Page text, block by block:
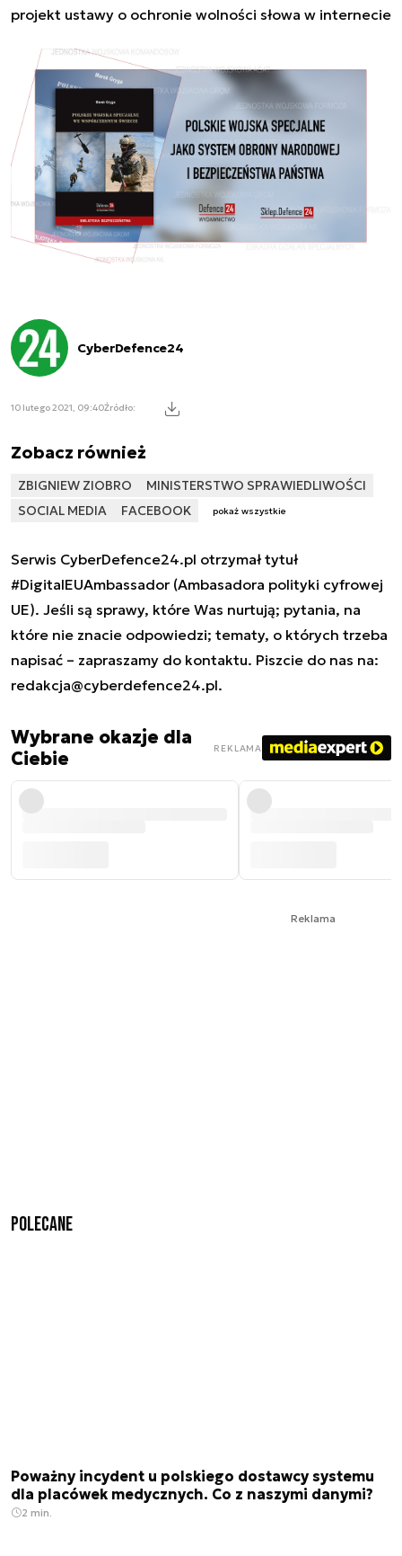
projekt ustawy o ochronie wolności słowa w internecie
CyberDefence24
10 lutego 2021, 09:40Źródło:
Zobacz również
ZBIGNIEW ZIOBRO
MINISTERSTWO SPRAWIEDLIWOŚCI
SOCIAL MEDIA
FACEBOOK pokaż wszystkie
Serwis CyberDefence24.pl otrzymał tytuł
#DigitalEUAmbassador (Ambasadora polityki cyfrowej
UE). Jeśli są sprawy, które Was nurtują; pytania, na
które nie znacie odpowiedzi; tematy, o których trzeba
napisać – zapraszamy do kontaktu. Piszcie do nas na:
redakcja@cyberdefence24.pl.
Wybrane okazje dla
Ciebie
REKLAMA
Reklama
Polecane
Poważny incydent u polskiego dostawcy systemu
dla placówek medycznych. Co z naszymi danymi?
2 min.